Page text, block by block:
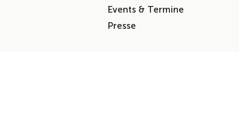
Events & Termine
Presse